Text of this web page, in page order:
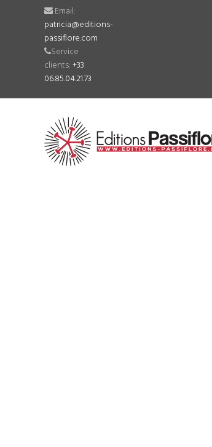
Email:
patricia@editions-
passiflore.com
Service
clients:+33
06.85.04.21.73